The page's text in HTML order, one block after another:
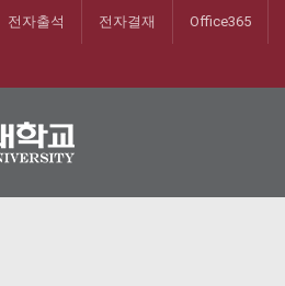
전자출석 전자결재 Office365